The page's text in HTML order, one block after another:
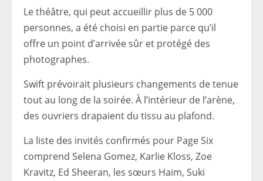
Le théâtre, qui peut accueillir plus de 5 000
personnes, a été choisi en partie parce qu’il
offre un point d’arrivée sûr et protégé des
photographes.
Swift prévoirait plusieurs changements de tenue
tout au long de la soirée. À l’intérieur de l’arène,
des ouvriers drapaient du tissu au plafond.
La liste des invités confirmés pour Page Six
comprend Selena Gomez, Karlie Kloss, Zoe
Kravitz, Ed Sheeran, les sœurs Haim, Suki